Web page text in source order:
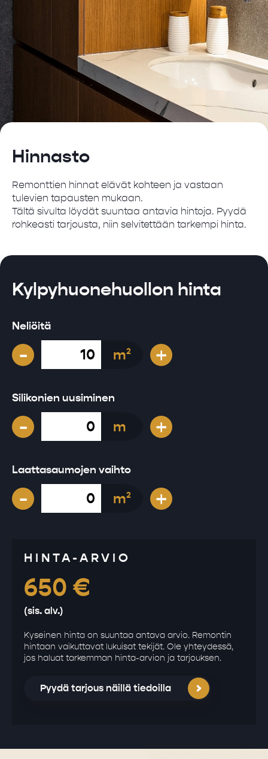
Hinnasto
Remonttien hinnat elävät kohteen ja vastaan
tulevien tapausten mukaan.
Tältä sivulta löydät suuntaa antavia hintoja. Pyydä
rohkeasti tarjousta, niin selvitettään tarkempi hinta.
Kylpyhuonehuollon hinta
Neliöitä
- m2 +
Silikonien uusiminen
- m +
Laattasaumojen vaihto
- m2 +
HINTA-ARVIO
650 €
(sis. alv.)
Kyseinen hinta on suuntaa antava arvio. Remontin
hintaan vaikuttavat lukuisat tekijät. Ole yhteydessä,
jos haluat tarkemman hinta-arvion ja tarjouksen.
Pyydä tarjous näillä tiedoilla